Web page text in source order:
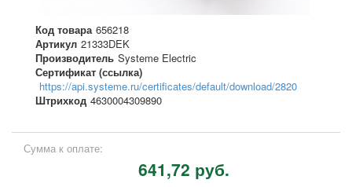
Код товара 656218
Артикул 21333DEK
Производитель Systeme Electric
Сертификат (ссылка)
https://api.systeme.ru/certificates/default/download/2820
Штрихкод 4630004309890
Сумма к оплате:
641,72 руб.